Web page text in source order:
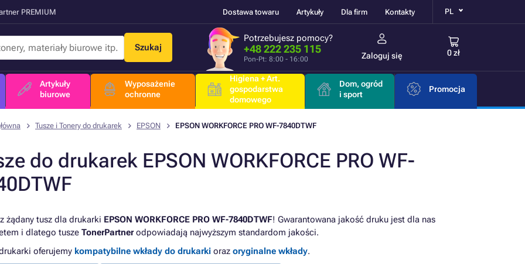
PREMIUM Dostawa towaru Artykuły Dla firm Kontakty PL
Szukaj
Potrzebujesz pomocy?
+48 222 235 115
Pon-Pt: 8:00 - 16:00 Zaloguj się 0 zł
Artykuły
biurowe
Wyposażenie
ochronne
Higiena + Art.
gospodarstwa
domowego
Dom, ogród
i sport
Promocja
Tusze i Tonery do drukarek EPSON EPSON WORKFORCE PRO WF-7840DTWF
do drukarek EPSON WORKFORCE PRO WF-
żądany tusz dla drukarki EPSON WORKFORCE PRO WF-7840DTWF! Gwarantowana jakość druku jest dla nas
i dlatego tusze TonerPartnerodpowiadają najwyższym standardom jakości.
oferujemy kompatybilne wkłady do drukarki oraz oryginalne wkłady.